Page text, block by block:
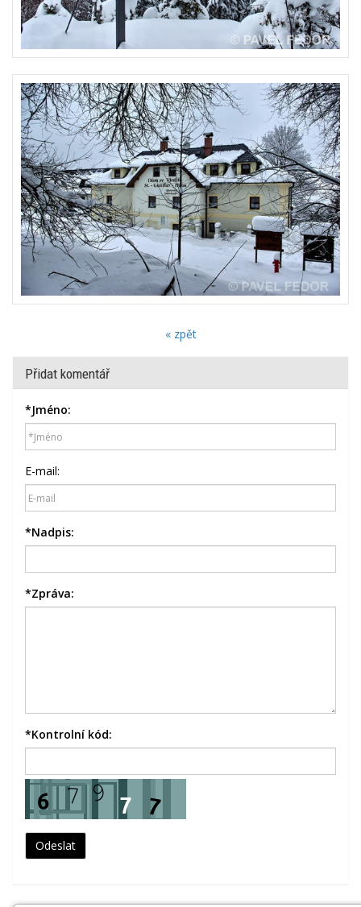
« zpět
Přidat komentář
*Jméno:
E-mail:
*Nadpis:
*Zpráva:
*Kontrolní kód: